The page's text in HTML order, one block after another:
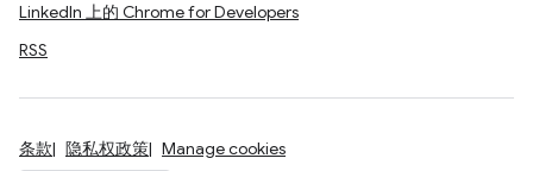
LinkedIn 上的 Chrome for Developers
RSS
条款 隐私权政策 Manage cookies